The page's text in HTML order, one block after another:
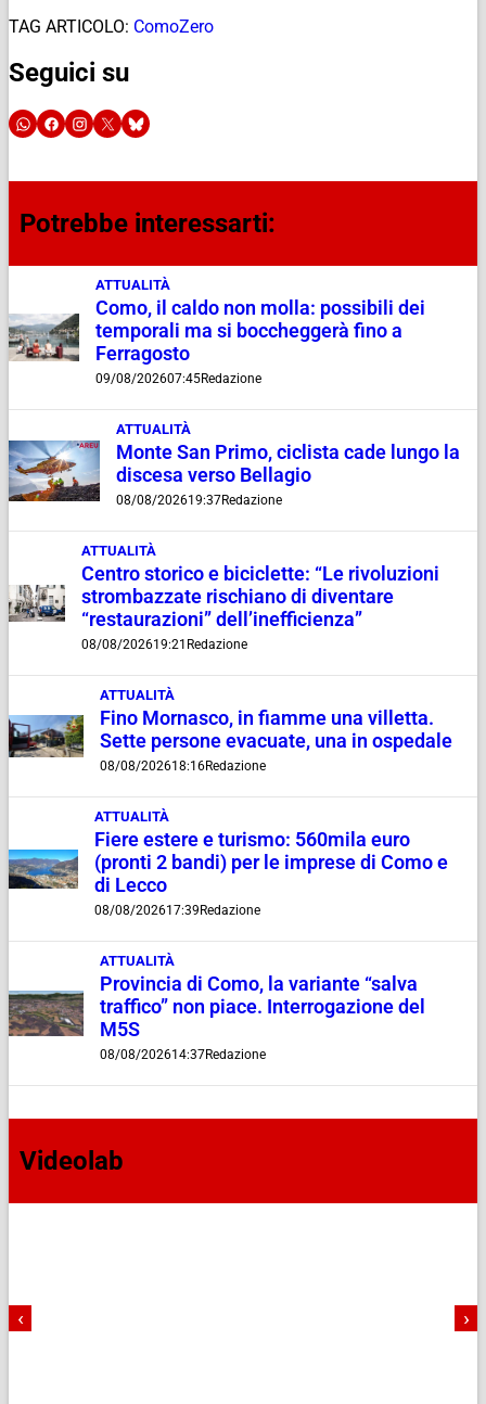
TAG ARTICOLO: ComoZero
Seguici su
Potrebbe interessarti:
ATTUALITÀ
Como, il caldo non molla: possibili dei
temporali ma si boccheggerà fino a
Ferragosto
09/08/202607:45Redazione
ATTUALITÀ
Monte San Primo, ciclista cade lungo la
discesa verso Bellagio
08/08/202619:37Redazione
ATTUALITÀ
Centro storico e biciclette: “Le rivoluzioni
strombazzate rischiano di diventare
“restaurazioni” dell’inefficienza”
08/08/202619:21 Redazione
ATTUALITÀ
Fino Mornasco, in fiamme una villetta.
Sette persone evacuate, una in ospedale
08/08/202618:16Redazione
ATTUALITÀ
Fiere estere e turismo: 560mila euro
(pronti 2 bandi) per le imprese di Como e
di Lecco
08/08/202617:39 Redazione
ATTUALITÀ
Provincia di Como, la variante “salva
traffico” non piace. Interrogazione del
M5S
08/08/202614:37Redazione
Videolab
‹ ›